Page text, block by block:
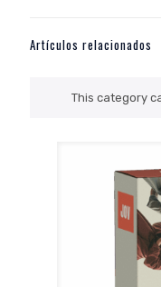
Artículos relacionados
This category